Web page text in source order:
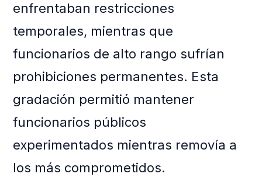
enfrentaban restricciones
temporales, mientras que
funcionarios de alto rango sufrían
prohibiciones permanentes. Esta
gradación permitió mantener
funcionarios públicos
experimentados mientras removía a
los más comprometidos.